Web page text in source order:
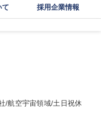
て 採用企業情報
/航空宇宙領域/土日祝休